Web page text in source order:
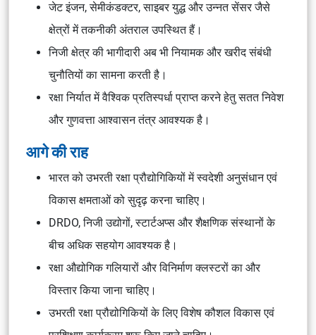
जेट इंजन, सेमीकंडक्टर, साइबर युद्ध और उन्नत सेंसर जैसे
क्षेत्रों में तकनीकी अंतराल उपस्थित हैं।
निजी क्षेत्र की भागीदारी अब भी नियामक और खरीद संबंधी
चुनौतियों का सामना करती है।
रक्षा निर्यात में वैश्विक प्रतिस्पर्धा प्राप्त करने हेतु सतत निवेश
और गुणवत्ता आश्वासन तंत्र आवश्यक है।
आगे की राह
भारत को उभरती रक्षा प्रौद्योगिकियों में स्वदेशी अनुसंधान एवं
विकास क्षमताओं को सुदृढ़ करना चाहिए।
DRDO, निजी उद्योगों, स्टार्टअप्स और शैक्षणिक संस्थानों के
बीच अधिक सहयोग आवश्यक है।
रक्षा औद्योगिक गलियारों और विनिर्माण क्लस्टरों का और
विस्तार किया जाना चाहिए।
उभरती रक्षा प्रौद्योगिकियों के लिए विशेष कौशल विकास एवं